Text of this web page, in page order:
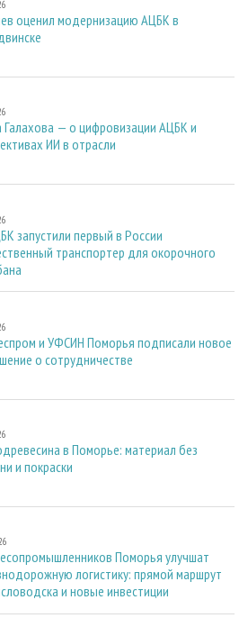
оценил модернизацию АЦБК в
Галахова — о цифровизации АЦБК и
ИИ в отрасли
запустили первый в России
транспортер для окорочного
и УФСИН Поморья подписали новое
о сотрудничестве
в Поморье: материал без
и покраски
Поморья улучшат
логистику: прямой маршрут
и новые инвестиции